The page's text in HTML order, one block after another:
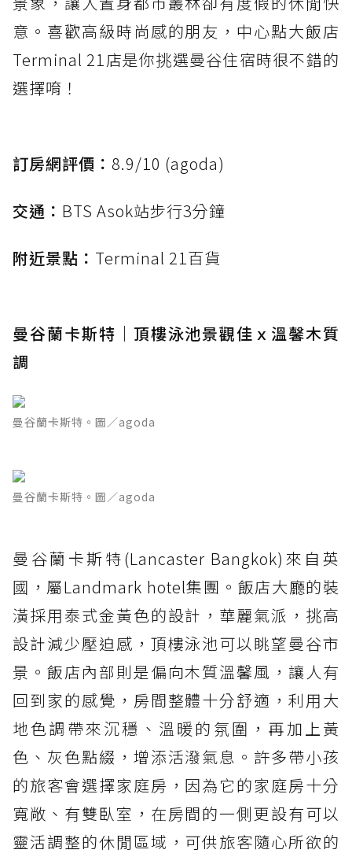
意。喜歡高級時尚感的朋友，中心點大飯店
Terminal 21店是你挑選曼谷住宿時很不錯的
選擇唷！
訂房網評價： 8.9/10 (agoda)
交通： BTS Asok站步行3分鐘
附近景點： Terminal 21百貨
曼谷蘭卡斯特｜頂樓泳池景觀佳ｘ溫馨木質
調
曼谷蘭卡斯特。圖／agoda
曼谷蘭卡斯特。圖／agoda
曼谷蘭卡斯特(Lancaster Bangkok)來自英
國，屬Landmark hotel集團。飯店大廳的裝
潢採用泰式金黃色的設計，華麗氣派，挑高
設計減少壓迫感，頂樓泳池可以眺望曼谷市
景。飯店內部則是偏向木質溫馨風，讓人有
回到家的感覺，房間整體十分舒適，利用大
地色調帶來沉穩、溫暖的氛圍，再加上黃
色、灰色點綴，增添活潑氣息。許多帶小孩
的旅客會選擇家庭房，因為它的家庭房十分
寬敞、有雙臥室，在房間的一側更設有可以
靈活調整的休閒區域，可供旅客隨心所欲的